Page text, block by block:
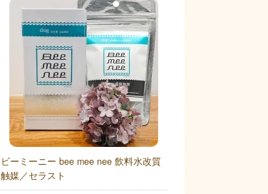
ビーミーニー bee mee nee 飲料水改質
触媒／セラスト